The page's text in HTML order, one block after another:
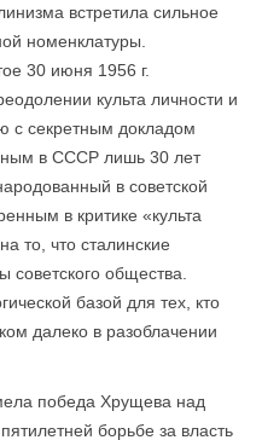
встретила сильное
номенклатуры.
30 июня 1956 г.
культа личности и
с секретным докладом
в СССР лишь 30 лет
в советской
в критике «культа
то, что сталинские
общества.
базой для тех, кто
далеко в разоблачении
победа Хрущева над
борьбе за власть